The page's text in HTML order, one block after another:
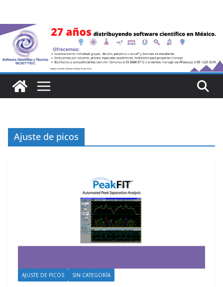
contenido
Ajuste de picos
AJUSTE DE PICOS SIN CATEGORÍA